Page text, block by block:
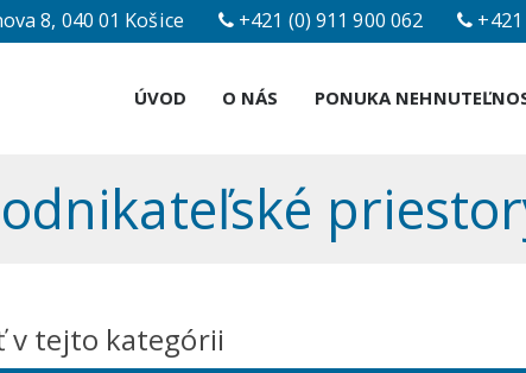
8, 040 01 Košice +421 (0) 911 900 062
ÚVOD O NÁS PONUKA
v tejto kategórii